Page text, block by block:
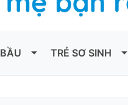
BẦU TRẺ SƠ SINH